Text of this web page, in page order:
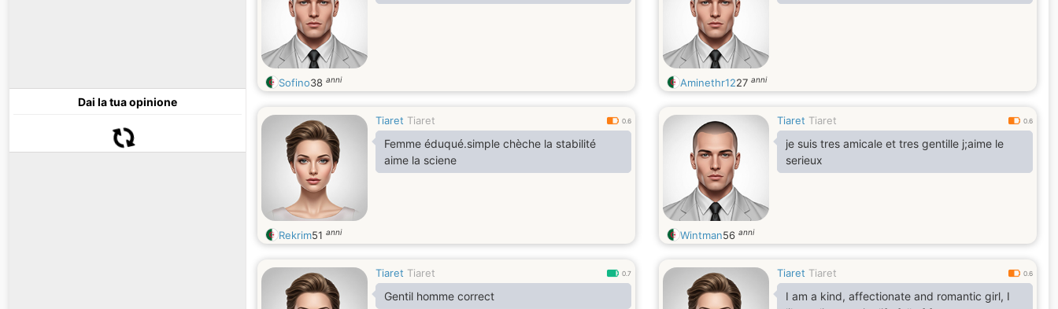
Dai la tua opinione
Sofino38 anni Aminethr1227 anni
Tiaret Tiaret 0.6
Femme éduqué.simple chèche la stabilité
aime la sciene
Rekrim51 anni
Tiaret Tiaret 0.6
je suis tres amicale et tres gentille j;aime le
serieux
Wintman56 anni
Tiaret Tiaret 0.7
Gentil homme correct
Tiaret Tiaret 0.6
I am a kind, affectionate and romantic girl, I